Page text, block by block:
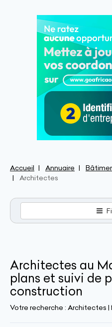
Accueil Annuaire
Architectes
Architectes au
plans et suivi de
construction
Votre recherche : Architectes |